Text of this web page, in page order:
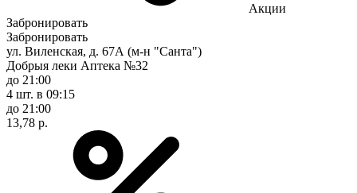
Акции
Забронировать
Забронировать
ул. Виленская, д. 67А (м-н "Санта")
Добрыя леки Аптека №32
до 21:00
4 шт. в 09:15
до 21:00
13,78 р.